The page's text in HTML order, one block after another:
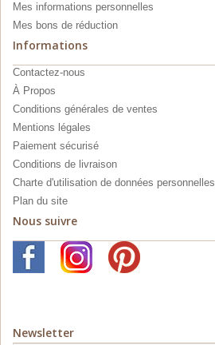
Mes informations personnelles
Mes bons de réduction
Informations
Contactez-nous
À Propos
Conditions générales de ventes
Mentions légales
Paiement sécurisé
Conditions de livraison
Charte d'utilisation de données personnelles
Plan du site
Nous suivre
Newsletter